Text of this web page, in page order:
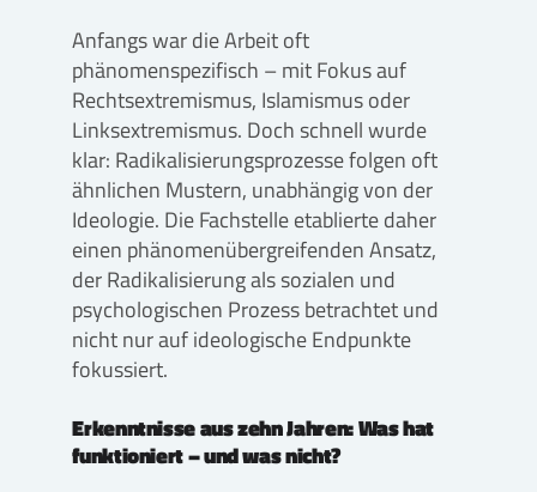
Anfangs war die Arbeit oft
phänomenspezifisch – mit Fokus auf
Rechtsextremismus, Islamismus oder
Linksextremismus. Doch schnell wurde
klar: Radikalisierungsprozesse folgen oft
ähnlichen Mustern, unabhängig von der
Ideologie. Die Fachstelle etablierte daher
einen phänomenübergreifenden Ansatz,
der Radikalisierung als sozialen und
psychologischen Prozess betrachtet und
nicht nur auf ideologische Endpunkte
fokussiert.
Erkenntnisse aus zehn Jahren: Was hat
funktioniert – und was nicht?